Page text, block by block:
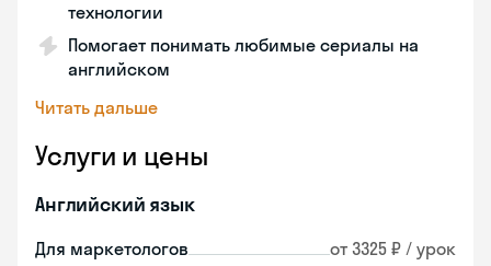
технологии
Помогает понимать любимые сериалы на
английском
Читать дальше
Услуги и цены
Английский язык
Для маркетологов от 3325 ₽ / урок